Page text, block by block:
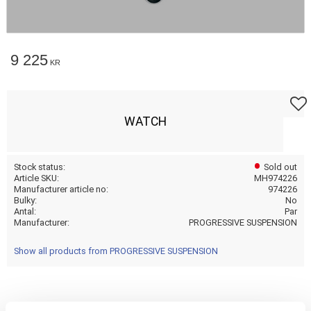
9 225 KR
Add
WATCH
Stock status
Sold out
Article SKU
MH974226
Manufacturer article no
974226
Bulky
No
Antal
Par
Manufacturer
PROGRESSIVE SUSPENSION
Show all products from PROGRESSIVE SUSPENSION